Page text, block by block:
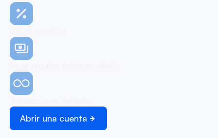
Abrir una cuenta